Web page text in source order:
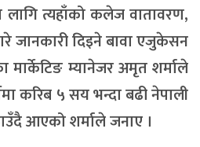
लागि त्यहाँको कलेज वातावरण,
जानकारी दिइने बावा एजुकेसन
मार्केटिङ म्यानेजर अमृत शर्माले
करिब ५ सय भन्दा बढी नेपाली
आएको शर्माले जनाए ।